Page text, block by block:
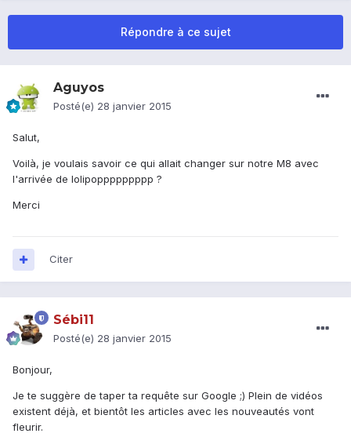
Répondre à ce sujet
Aguyos
Posté(e) 28 janvier 2015
Salut,
Voilà, je voulais savoir ce qui allait changer sur notre M8 avec
l'arrivée de lolipoppppppppp ?
Merci
Citer
Sébi11
Posté(e) 28 janvier 2015
Bonjour,
Je te suggère de taper ta requête sur Google ;) Plein de vidéos
existent déjà, et bientôt les articles avec les nouveautés vont
fleurir.